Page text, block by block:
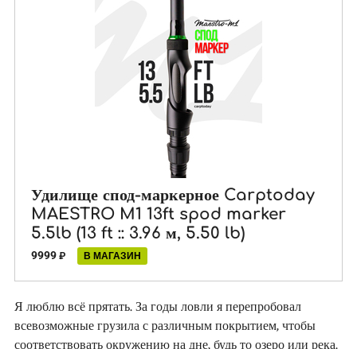
Удилище спод-маркерное Carptoday
MAESTRO M1 13ft spod marker
5.5lb (13 ft :: 3.96 м, 5.50 lb)
9999 ₽ В МАГАЗИН
Я люблю всё прятать. За годы ловли я перепробовал
всевозможные грузила с различным покрытием, чтобы
соответствовать окружению на дне, будь то озеро или река.